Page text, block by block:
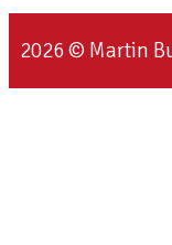
2026 © Martin